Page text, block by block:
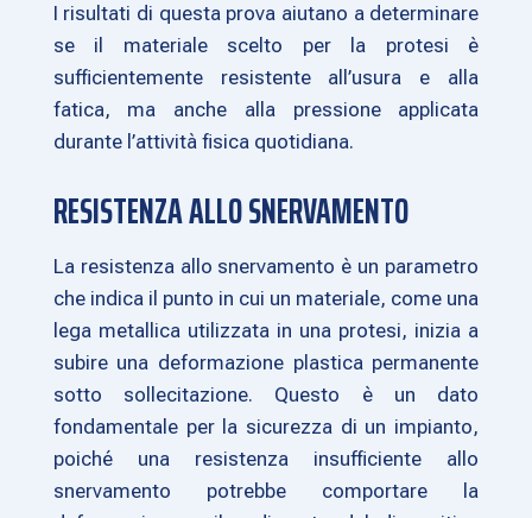
I risultati di questa prova aiutano a determinare
se il materiale scelto per la protesi è
sufficientemente resistente all’usura e alla
fatica, ma anche alla pressione applicata
durante l’attività fisica quotidiana.
RESISTENZA ALLO SNERVAMENTO
La resistenza allo snervamento è un parametro
che indica il punto in cui un materiale, come una
lega metallica utilizzata in una protesi, inizia a
subire una deformazione plastica permanente
sotto sollecitazione. Questo è un dato
fondamentale per la sicurezza di un impianto,
poiché una resistenza insufficiente allo
snervamento potrebbe comportare la